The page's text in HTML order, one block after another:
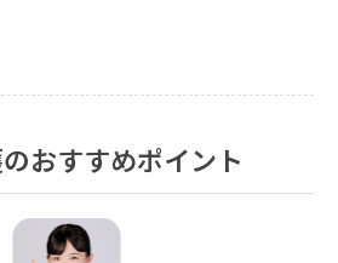
おすすめポイント